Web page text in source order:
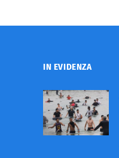
IN EVIDENZA